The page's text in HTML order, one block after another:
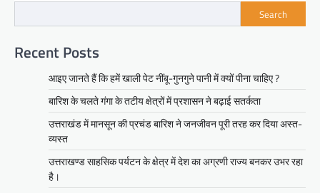
Search
Recent Posts
आइए जानते हैं कि हमें खाली पेट नींबू-गुनगुने पानी में क्यों पीना चाहिए ?
बारिश के चलते गंगा के तटीय क्षेत्रों में प्रशासन ने बढ़ाई सतर्कता
उत्तराखंड में मानसून की प्रचंड बारिश ने जनजीवन पूरी तरह कर दिया अस्त-
व्यस्त
उत्तराखण्ड साहसिक पर्यटन के क्षेत्र में देश का अग्रणी राज्य बनकर उभर रहा
है।